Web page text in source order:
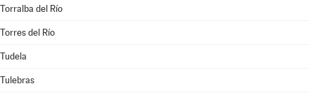
Torralba del Río
Torres del Río
Tudela
Tulebras